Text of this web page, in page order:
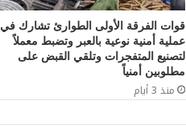
قوات الفرقة الأولى الطوارئ تشارك في
عملية أمنية نوعية بالعبر وتضبط معملاً
لتصنيع المتفجرات وتلقي القبض على
مطلوبين أمنياً
منذ 3 أيام